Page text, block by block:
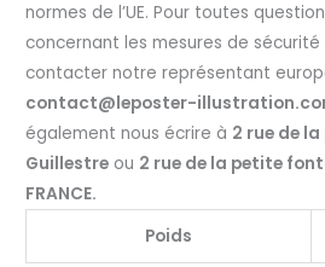
normes de l’UE. Pour toutes
concernant les mesures de
contacter notre représentant
contact@leposter-
également nous écrire à 2 rue de
Guillestre ou 2 rue de la petite
FRANCE.
Poids